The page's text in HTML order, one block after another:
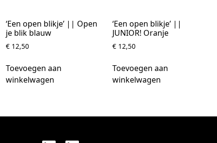
‘Een open blikje’ || Open
je blik blauw
€ 12,50
Toevoegen aan
winkelwagen
‘Een open blikje’ ||
JUNIOR! Oranje
€ 12,50
Toevoegen aan
winkelwagen